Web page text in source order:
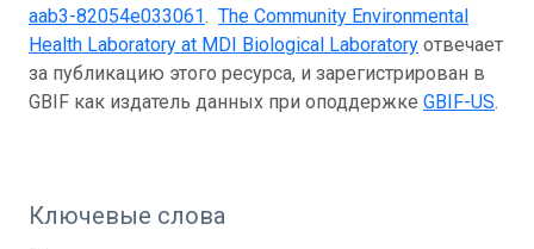
aab3-82054e033061. The Community Environmental
Health Laboratory at MDI Biological Laboratory отвечает
за публикацию этого ресурса, и зарегистрирован в
GBIF как издатель данных при оподдержке GBIF-US.
Ключевые слова